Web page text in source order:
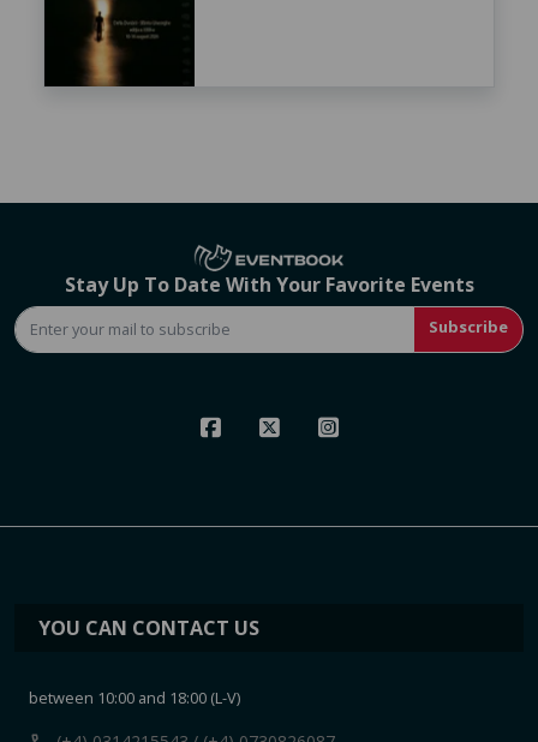
Stay Up To Date With Your Favorite Events
Subscribe
YOU CAN CONTACT US
between 10:00 and 18:00 (L-V)